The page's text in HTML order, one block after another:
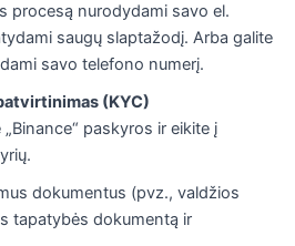
procesą nurodydami savo el.
saugų slaptažodį. Arba galite
savo telefono numerį.
(KYC)
paskyros ir eikite į
dokumentus (pvz., valdžios
tapatybės dokumentą ir